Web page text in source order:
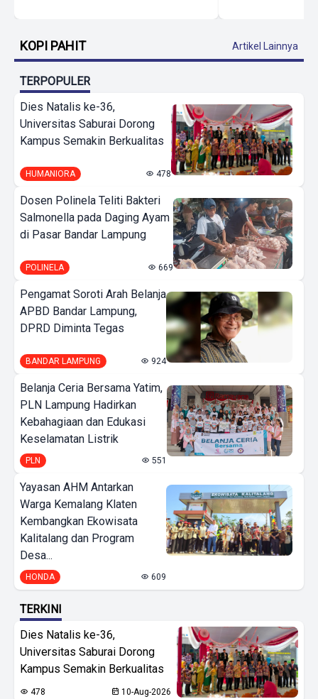
KOPI PAHIT Artikel Lainnya
TERPOPULER
Dies Natalis ke-36,
Universitas Saburai Dorong
Kampus Semakin Berkualitas
HUMANIORA 478
Dosen Polinela Teliti Bakteri
Salmonella pada Daging Ayam
di Pasar Bandar Lampung
POLINELA 669
Pengamat Soroti Arah Belanja
APBD Bandar Lampung,
DPRD Diminta Tegas
BANDAR LAMPUNG 924
Belanja Ceria Bersama Yatim,
PLN Lampung Hadirkan
Kebahagiaan dan Edukasi
Keselamatan Listrik
PLN 551
Yayasan AHM Antarkan
Warga Kemalang Klaten
Kembangkan Ekowisata
Kalitalang dan Program
Desa...
HONDA 609
TERKINI
Dies Natalis ke-36,
Universitas Saburai Dorong
Kampus Semakin Berkualitas
478 10-Aug-2026